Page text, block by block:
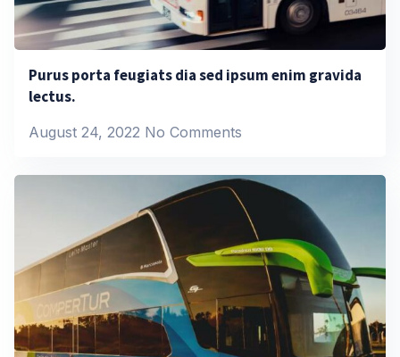
Purus porta feugiats dia sed ipsum enim gravida
lectus.
August 24, 2022 No Comments